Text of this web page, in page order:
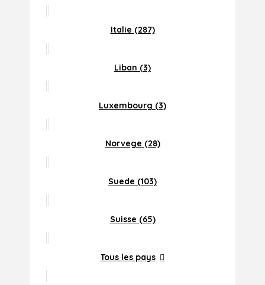
Italie (287)
Liban (3)
Luxembourg (3)
Norvege (28)
Suede (103)
Suisse (65)
Tous les pays